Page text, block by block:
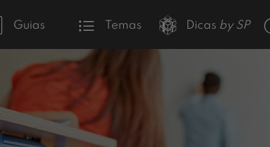
Guias Temas Dicas by SP